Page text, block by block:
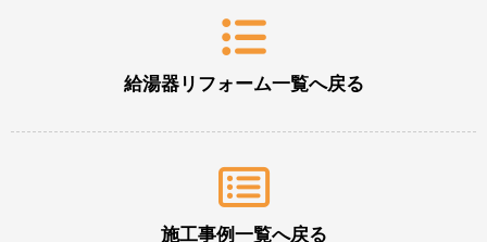
給湯器リフォーム一覧へ戻る
施工事例一覧へ戻る